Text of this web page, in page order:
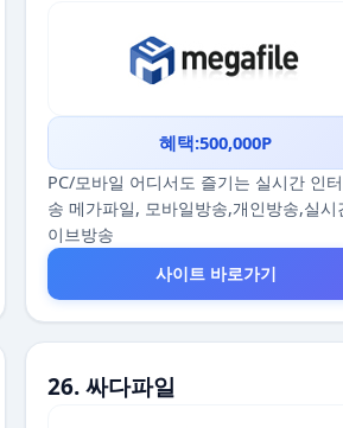
혜택:500,000P
PC/모바일 어디서도 즐기는 실시간 인
송 메가파일, 모바일방송,개인방송,실시
이브방송
사이트 바로가기
26. 싸다파일